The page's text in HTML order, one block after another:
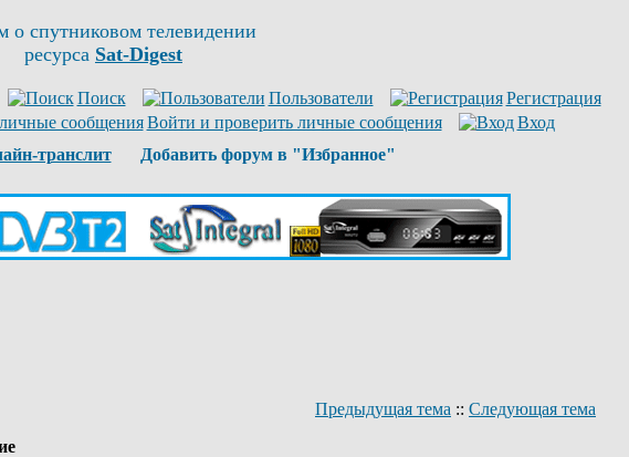
о спутниковом телевидении
ресурса Sat-Digest
Поиск Пользователи
Регистрация
Войти и проверить личные сообщения
Вход
транслит
Добавить форум в "Избранное"
Предыдущая тема :: Следующая тема